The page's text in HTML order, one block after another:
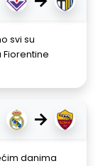
svi su
→
danima